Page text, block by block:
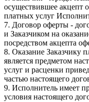
осуществившее акцепт
платных услуг
7. Договор оферты -
и Заказчиком на
посредством акцепта
8. Оказание Заказчику
является предметом
услуг и расценки
частью настоящего
9. Исполнитель имеет
условия настоящего